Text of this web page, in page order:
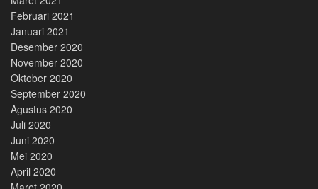
Februari 2021
Januari 2021
Desember 2020
November 2020
Oktober 2020
September 2020
Agustus 2020
Juli 2020
Juni 2020
Mei 2020
April 2020